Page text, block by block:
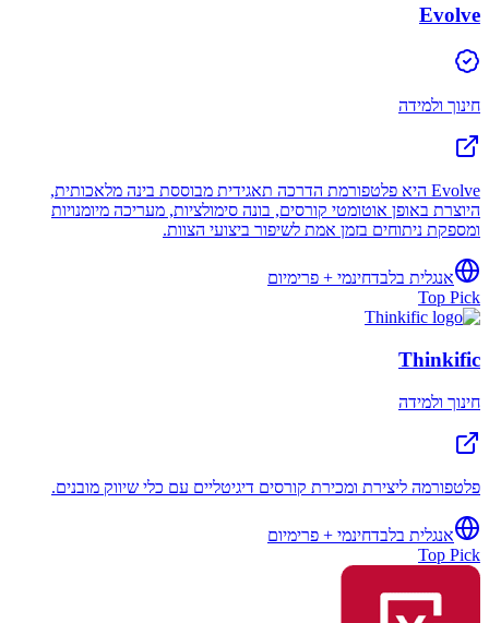
Evolve
חינוך ולמידה
Evolve היא פלטפורמת הדרכה תאגידית מבוססת בינה מלאכותית,
היוצרת באופן אוטומטי קורסים, בונה סימולציות, מעריכה מיומנויות
ומספקת ניתוחים בזמן אמת לשיפור ביצועי הצוות.
אנגלית בלבדחינמי + פרימיום
Top Pick
Thinkific
חינוך ולמידה
פלטפורמה ליצירת ומכירת קורסים דיגיטליים עם כלי שיווק מובנים.
אנגלית בלבדחינמי + פרימיום
Top Pick